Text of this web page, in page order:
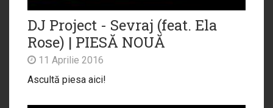
DJ Project - Sevraj (feat. Ela
Rose) | PIESĂ NOUĂ
11 Aprilie 2016
Ascultă piesa aici!